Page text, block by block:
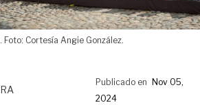
Foto: Cortesía Angie González.
Publicado en Nov 05,
2024